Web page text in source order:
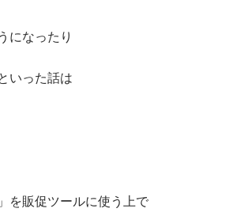
になったり
いった話は
を販促ツールに使う上で